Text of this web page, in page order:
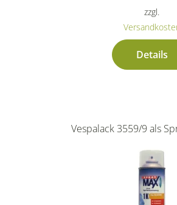
zzgl.
Details
Vespalack 3559/9 als